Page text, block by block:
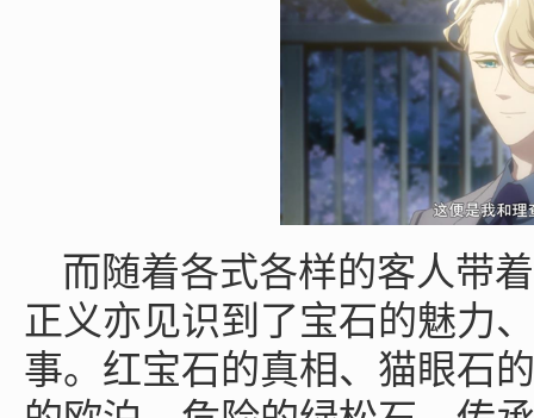
而随着各式各样的客人带
正义亦见识到了宝石的魅力
事。红宝石的真相、猫眼石